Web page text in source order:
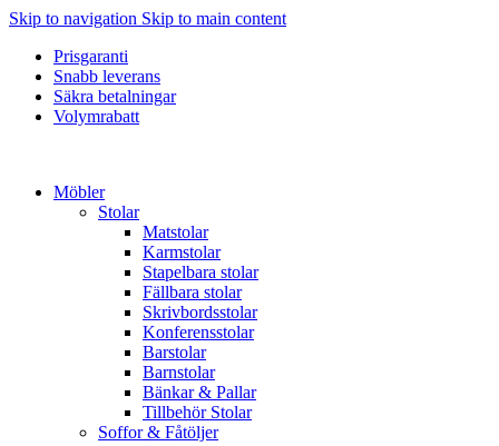
Skip to navigation Skip to main content
Prisgaranti
Snabb leverans
Säkra betalningar
Volymrabatt
Möbler
Stolar
Matstolar
Karmstolar
Stapelbara stolar
Fällbara stolar
Skrivbordsstolar
Konferensstolar
Barstolar
Barnstolar
Bänkar & Pallar
Tillbehör Stolar
Soffor & Fåtöljer